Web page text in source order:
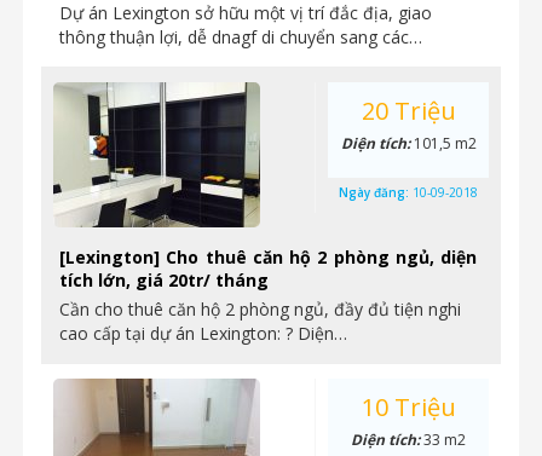
Dự án Lexington sở hữu một vị trí đắc địa, giao
thông thuận lợi, dễ dnagf di chuyển sang các…
[Lexington] Cho thuê căn hộ 2 phòng ngủ, diện
tích lớn, giá 20tr/ tháng
Cần cho thuê căn hộ 2 phòng ngủ, đầy đủ tiện nghi
cao cấp tại dự án Lexington: ? Diện…
20 Triệu
Diện tích:101,5 m2
Ngày đăng: 10-09-2018
10 Triệu
Diện tích:33 m2